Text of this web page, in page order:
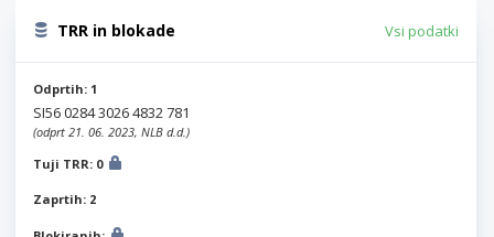
TRR in blokade Vsi podatki
Odprtih: 1
SI56 0284 3026 4832 781
(odprt 21. 06. 2023, NLB d.d.)
Tuji TRR: 0
Zaprtih: 2